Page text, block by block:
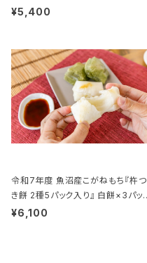
入り）
¥5,400
令和7年度 魚沼産こがねもち『杵つ
き餅 2種5パック入り』 白餅×3パッ
ク、草餅×2パック（1パック９枚入り）
¥6,100